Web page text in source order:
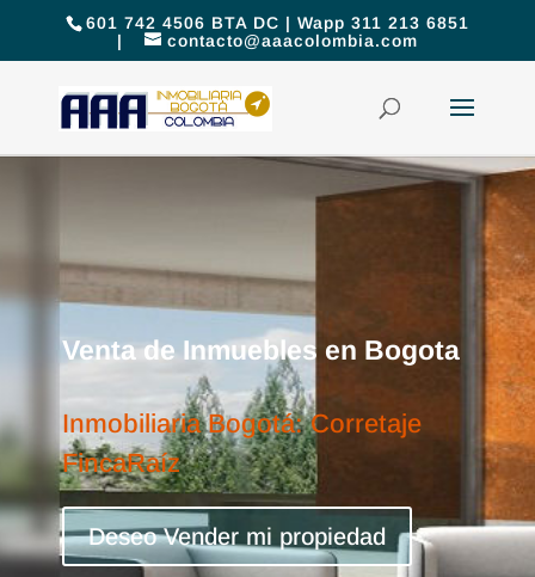
601 742 4506 BTA DC | Wapp 311 213 6851
|
contacto@aaacolombia.com
Venta de Inmuebles en Bogota
Inmobiliaria Bogotá: Corretaje
FincaRaíz
Deseo Vender mi propiedad